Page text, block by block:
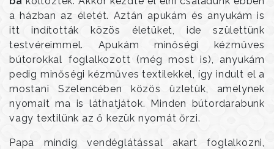
a házban az életét. Aztán apukám és anyukám is
itt indították közös életüket, ide születtünk
testvéreimmel. Apukám minőségi kézműves
bútorokkal foglalkozott (még most is), anyukám
pedig minőségi kézműves textilekkel, így indult el a
mostani Szelencében közös üzletük, amelynek
nyomait ma is láthatjátok. Minden bútordarabunk
vagy textilünk az ő kezük nyomát őrzi.
Papa mindig vendéglátással akart foglalkozni,